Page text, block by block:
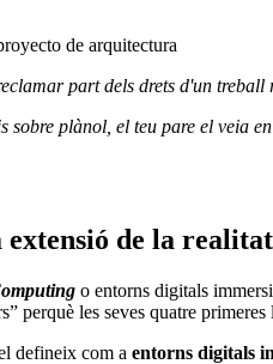
part dels drets d'un treball
sobre plànol, el teu pare el veia
extensió de la realitat
o entorns digitals
perquè les seves quatre
defineix com a entorns digitals